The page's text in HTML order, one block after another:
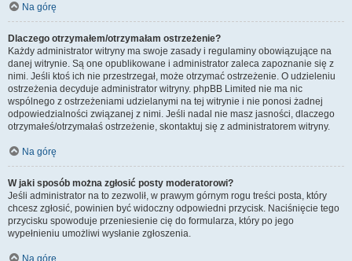
Na górę
Dlaczego otrzymałem/otrzymałam ostrzeżenie?
Każdy administrator witryny ma swoje zasady i regulaminy obowiązujące na
danej witrynie. Są one opublikowane i administrator zaleca zapoznanie się z
nimi. Jeśli ktoś ich nie przestrzegał, może otrzymać ostrzeżenie. O udzieleniu
ostrzeżenia decyduje administrator witryny. phpBB Limited nie ma nic
wspólnego z ostrzeżeniami udzielanymi na tej witrynie i nie ponosi żadnej
odpowiedzialności związanej z nimi. Jeśli nadal nie masz jasności, dlaczego
otrzymałeś/otrzymałaś ostrzeżenie, skontaktuj się z administratorem witryny.
Na górę
W jaki sposób można zgłosić posty moderatorowi?
Jeśli administrator na to zezwolił, w prawym górnym rogu treści posta, który
chcesz zgłosić, powinien być widoczny odpowiedni przycisk. Naciśnięcie tego
przycisku spowoduje przeniesienie cię do formularza, który po jego
wypełnieniu umożliwi wysłanie zgłoszenia.
Na górę